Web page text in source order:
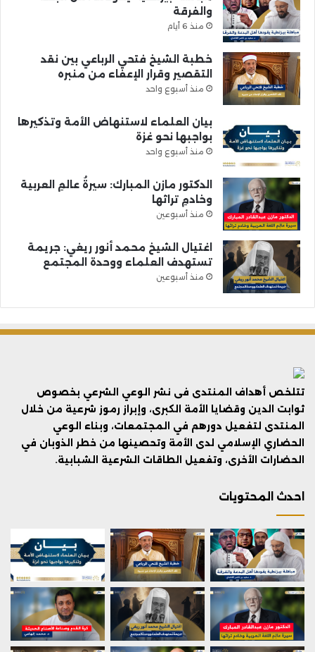
والفرقة
منذ 6 أيام
خطبة الشيخ فتحي الرباعي بين نقد
التقصير وقرار الإعفاء من منبره
منذ أسبوع واحد
بيان العلماء لاستنهاض الأمة وتذكيرها
بواجبها نحو غزة
منذ أسبوع واحد
الدكتور مازن المبارك: سيرةُ عالمِ العربية
وخادمِ تراثها
منذ أسبوعين
اغتيال الشيخ محمد أنور ريغي: جريمة
تستهدف العلماء ووحدة المجتمع
منذ أسبوعين
تتلخص أهداف المنتدى فى نشر الوعي الشرعي بخصوص
ثوابت الدين وقضايا الأمة الكبرى، وإبراز رموز شرعية من خلال
المنتدى لتفعيل دورهم في المجتمعات، وبناء الوعي
الحضاري الإسلامي لدى الأمة وتحصينها من خطر الذوبان في
الحضارات الأخرى، وتفعيل الطاقات الشرعية الشبابية.
احدث المحتويات